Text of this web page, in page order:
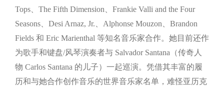
Tops、The Fifth Dimension、Frankie Valli and the Four
Seasons、Desi Arnaz, Jr.、Alphonse Mouzon、Brandon
Fields 和 Eric Marienthal 等知名音乐家合作。她目前还作
为歌手和键盘/风琴演奏者与 Salvador Santana（传奇人
物 Carlos Santana 的儿子）一起巡演。凭借其丰富的履
历和与她合作创作音乐的世界音乐家名单，难怪亚历克